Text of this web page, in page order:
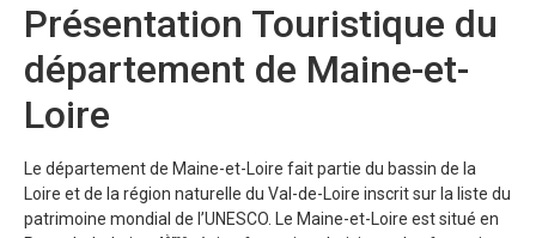
Présentation Touristique du
département de Maine-et-
Loire
Le département de Maine-et-Loire fait partie du bassin de la
Loire et de la région naturelle du Val-de-Loire inscrit sur la liste du
patrimoine mondial de l’UNESCO. Le Maine-et-Loire est situé en